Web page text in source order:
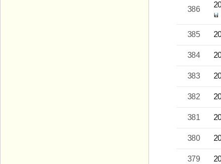
386
385
384
383
382
381
380
379